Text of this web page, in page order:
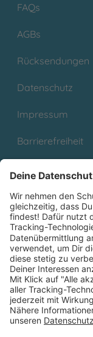
FAQs
AGBs
Rücksendungen
Datenschutz
Impressum
Barrierefreiheit
Folge uns auf
*
Deutschlands
** Lieferzeit 1-3